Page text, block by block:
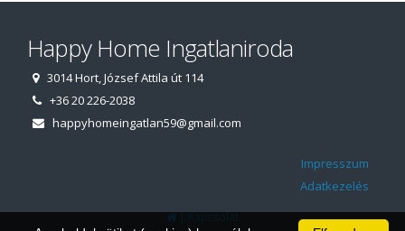
Happy Home Ingatlaniroda
3014 Hort, József Attila út 114
+36 20 226-2038
happyhomeingatlan59@gmail.com
Impresszum
Adatkezelés
|Kapcsolat